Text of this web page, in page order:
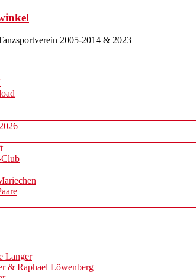
2005-2014 & 2023
Langer
& Raphael Löwenberg